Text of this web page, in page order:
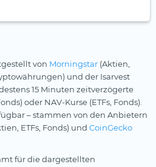
von Morningstar (Aktien,
und der Isarvest
15 Minuten zeitverzögerte
oder NAV-Kurse (ETFs, Fonds).
– stammen von den Anbietern
ETFs, Fonds) und CoinGecko
für die dargestellten